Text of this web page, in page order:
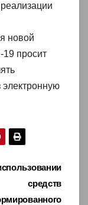
новой
19 просит
средств